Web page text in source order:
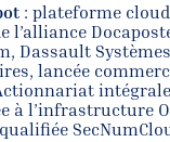
: plateforme
l’alliance
Dassault
lancée
à l’infrastructure